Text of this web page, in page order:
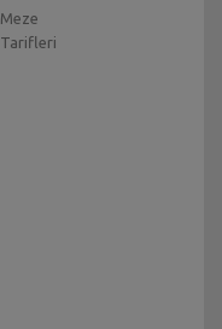
Meze
Tarifleri